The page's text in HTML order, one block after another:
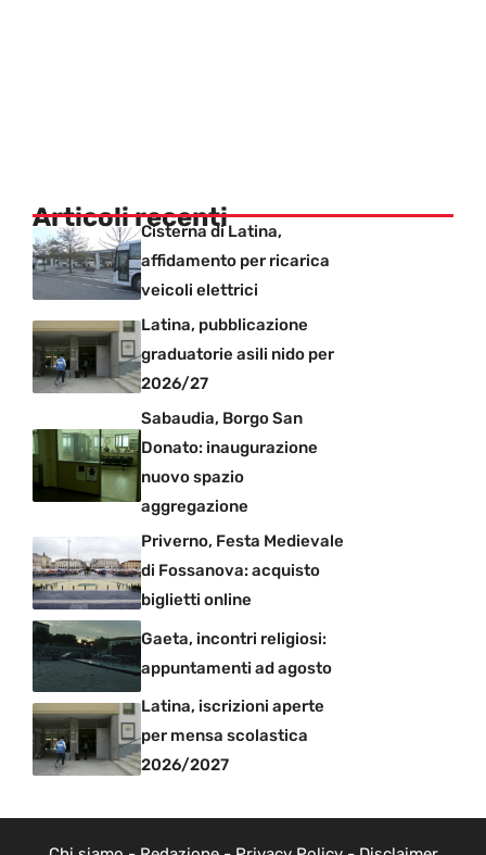
Articoli recenti
Cisterna di Latina,
affidamento per ricarica
veicoli elettrici
Latina, pubblicazione
graduatorie asili nido per
2026/27
Sabaudia, Borgo San
Donato: inaugurazione
nuovo spazio
aggregazione
Priverno, Festa Medievale
di Fossanova: acquisto
biglietti online
Gaeta, incontri religiosi:
appuntamenti ad agosto
Latina, iscrizioni aperte
per mensa scolastica
2026/2027